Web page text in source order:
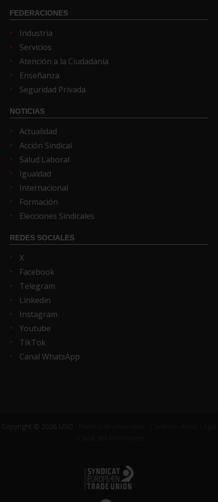
FEDERACIONES
Industria
Servicios
Atención a la Ciudadanía
Enseñanza
Seguridad Privada
NOTICIAS
Actualidad
Acción Sindical
Salud Laboral
Igualdad
Internacional
Formación
Elecciones Sindicales
REDES SOCIALES
X
Facebook
Telegram
Linkedin
Instagram
Youtube
TikTok
Canal WhatsApp
Copyright © 2026 USO ·